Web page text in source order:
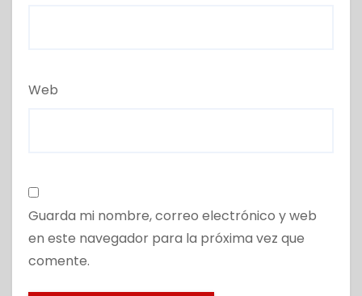
Web
Guarda mi nombre, correo electrónico y web
en este navegador para la próxima vez que
comente.